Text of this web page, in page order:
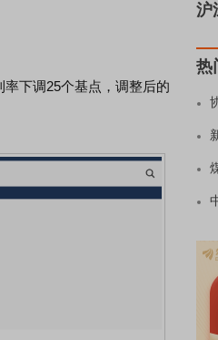
下调25个基点，调整后的
沪
热